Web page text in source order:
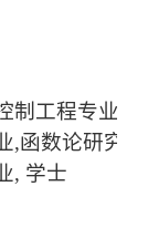
制工程专业,
,函数论研究
, 学士